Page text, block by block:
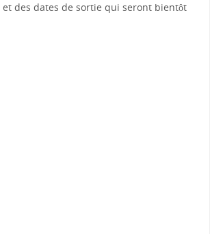
des dates de sortie qui seront bientôt